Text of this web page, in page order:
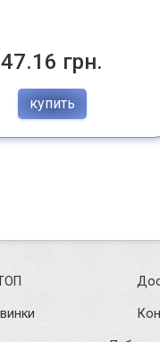
47.16 грн.
купить